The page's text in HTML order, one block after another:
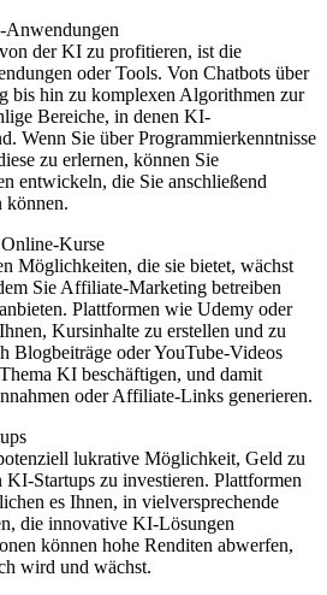
der KI zu profitieren, ist die
oder Tools. Von Chatbots über
bis hin zu komplexen Algorithmen zur
Bereiche, in denen KI-
Wenn Sie über Programmierkenntnisse
zu erlernen, können Sie
entwickeln, die Sie anschließend
können.
Kurse
Möglichkeiten, die sie bietet, wächst
Sie Affiliate-Marketing betreiben
Plattformen wie Udemy oder
Kursinhalte zu erstellen und zu
Blogbeiträge oder YouTube-Videos
KI beschäftigen, und damit
oder Affiliate-Links generieren.
lukrative Möglichkeit, Geld zu
KI-Startups zu investieren. Plattformen
es Ihnen, in vielversprechende
die innovative KI-Lösungen
können hohe Renditen abwerfen,
wird und wächst.